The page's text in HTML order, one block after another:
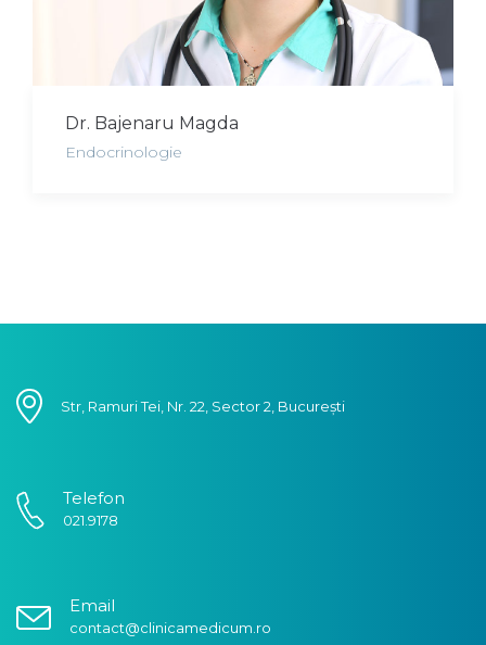
Dr. Bajenaru Magda
Endocrinologie
Str, Ramuri Tei, Nr. 22, Sector 2, București
Telefon
021.9178
Email
contact@clinicamedicum.ro